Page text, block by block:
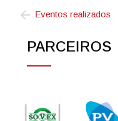
Eventos realizados
PARCEIROS